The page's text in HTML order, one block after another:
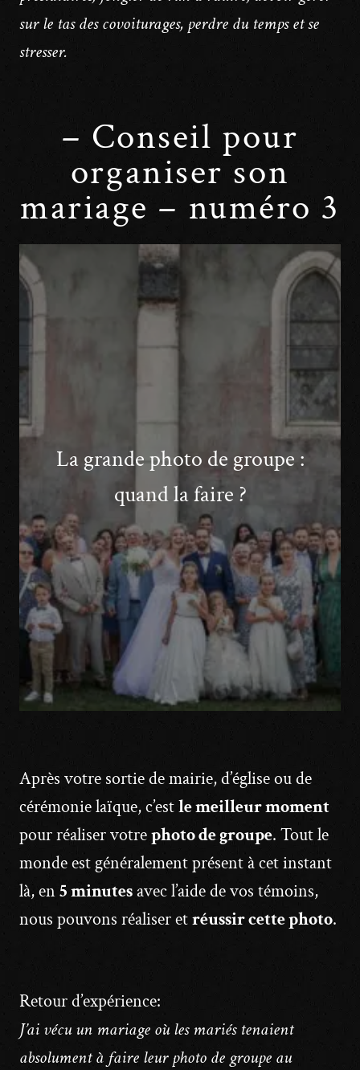
sur le tas des covoiturages, perdre du temps et se
stresser.
– Conseil pour
organiser son
mariage – numéro 3
La grande photo de groupe :
quand la faire ?
Après votre sortie de mairie, d’église ou de
cérémonie laïque, c’estle meilleur moment
pour réaliser votrephoto de groupe. Tout le
monde est généralement présent à cet instant
là, en 5 minutesavec l’aide de vos témoins,
nous pouvons réaliser etréussir cette photo.
Retour d’expérience:
J’ai vécu un mariage où les mariés tenaient
absolument à faire leur photo de groupe au